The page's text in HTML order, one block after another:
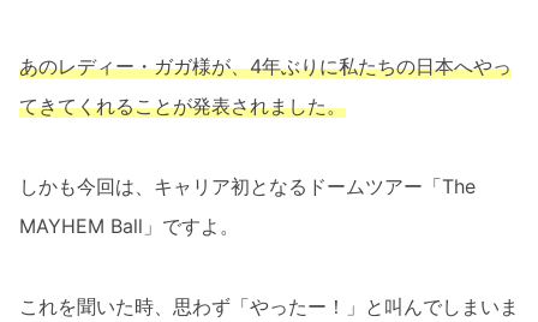
あのレディー・ガガ様が、4年ぶりに私たちの日本へやっ
てきてくれることが発表されました。
しかも今回は、キャリア初となるドームツアー「The
MAYHEM Ball」ですよ。
これを聞いた時、思わず「やったー！」と叫んでしまいま